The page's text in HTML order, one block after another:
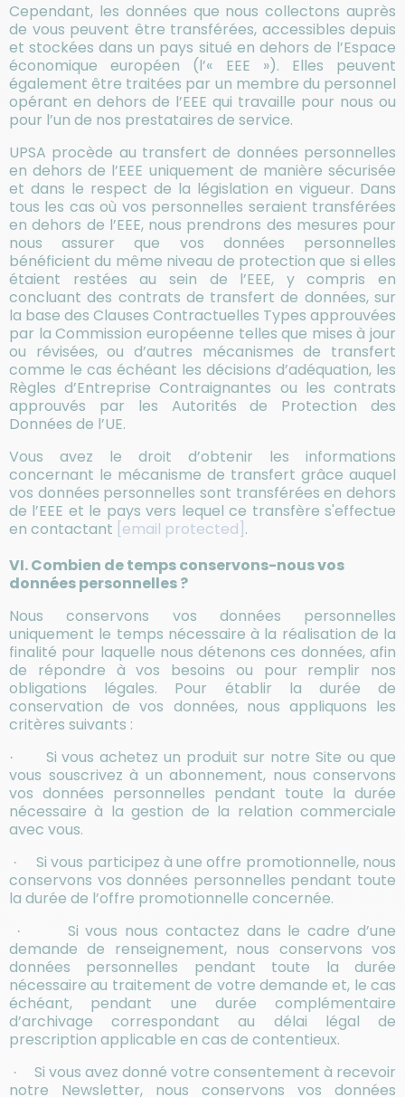
Cependant, les données que nous collectons auprès
de vous peuvent être transférées, accessibles depuis
et stockées dans un pays situé en dehors de l’Espace
économique européen (l’« EEE »). Elles peuvent
également être traitées par un membre du personnel
opérant en dehors de l’EEE qui travaille pour nous ou
pour l’un de nos prestataires de service.
UPSA procède au transfert de données personnelles
en dehors de l’EEE uniquement de manière sécurisée
et dans le respect de la législation en vigueur. Dans
tous les cas où vos personnelles seraient transférées
en dehors de l’EEE, nous prendrons des mesures pour
nous assurer que vos données personnelles
bénéficient du même niveau de protection que si elles
étaient restées au sein de l’EEE, y compris en
concluant des contrats de transfert de données, sur
la base des Clauses Contractuelles Types approuvées
par la Commission européenne telles que mises à jour
ou révisées, ou d’autres mécanismes de transfert
comme le cas échéant les décisions d’adéquation, les
Règles d’Entreprise Contraignantes ou les contrats
approuvés par les Autorités de Protection des
Données de l’UE.
Vous avez le droit d’obtenir les informations
concernant le mécanisme de transfert grâce auquel
vos données personnelles sont transférées en dehors
de l’EEE et le pays vers lequel ce transfère s'effectue
en contactant [email protected] .
VI. Combien de temps conservons-nous vos
données personnelles ?
Nous conservons vos données personnelles
uniquement le temps nécessaire à la réalisation de la
finalité pour laquelle nous détenons ces données, afin
de répondre à vos besoins ou pour remplir nos
obligations légales. Pour établir la durée de
conservation de vos données, nous appliquons les
critères suivants :
·
Si vous achetez un produit sur notre Site ou que
vous souscrivez à un abonnement, nous conservons
vos données personnelles pendant toute la durée
nécessaire à la gestion de la relation commerciale
avec vous.
·
Si vous participez à une offre promotionnelle, nous
conservons vos données personnelles pendant toute
la durée de l’offre promotionnelle concernée.
·
Si vous nous contactez dans le cadre d’une
demande de renseignement, nous conservons vos
données personnelles pendant toute la durée
nécessaire au traitement de votre demande et, le cas
échéant, pendant une durée complémentaire
d’archivage correspondant au délai légal de
prescription applicable en cas de contentieux.
·
Si vous avez donné votre consentement à recevoir
notre Newsletter, nous conservons vos données